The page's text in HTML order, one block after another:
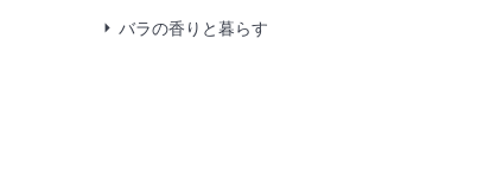
バラの香りと暮らす